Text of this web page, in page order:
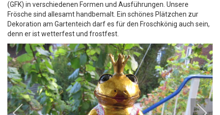
(GFK) in verschiedenen Formen und Ausführungen. Unsere
Frösche sind allesamt handbemalt. Ein schönes Plätzchen zur
Dekoration am Gartenteich darf es für den Froschkönig auch sein,
denn er ist wetterfest und frostfest.